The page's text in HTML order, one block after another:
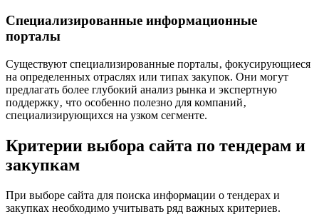
Специализированные информационные
порталы
Существуют специализированные порталы‚ фокусирующиеся
на определенных отраслях или типах закупок. Они могут
предлагать более глубокий анализ рынка и экспертную
поддержку‚ что особенно полезно для компаний‚
специализирующихся на узком сегменте.
Критерии выбора сайта по тендерам и
закупкам
При выборе сайта для поиска информации о тендерах и
закупках необходимо учитывать ряд важных критериев.